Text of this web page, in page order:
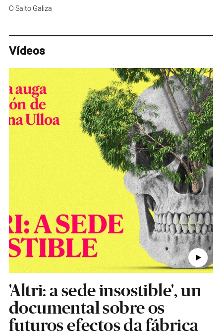
O Salto Galiza
Vídeos
'Altri: a sede insostible', un
documental sobre os
futuros efectos da fábrica